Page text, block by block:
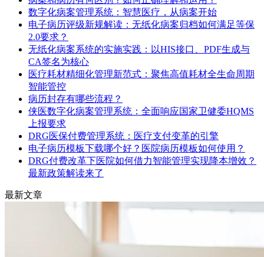
数字化病案管理系统：智慧医疗，从病案开始
电子病历评级新规解读：无纸化病案归档如何满足等保
2.0要求？
无纸化病案系统的实施实践：以HIS接口、PDF生成与
CA签名为核心
医疗耗材精细化管理新范式：聚焦高值耗材全生命周期
智能管控
病历封存有哪些流程？
侠医数字化病案管理系统：全面响应国家卫健委HQMS
上报要求
DRG医保付费管理系统：医疗支付变革的引擎
电子病历模板下载哪个好？医院病历模板如何使用？
DRG付费改革下医院如何借力智能管理实现降本增效？
最新政策解读来了
最新文章